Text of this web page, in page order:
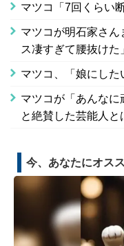
マツコ「7回くらい
マツコが明石家さ
ス凄すぎて腰抜けた
マツコ、「娘にし
マツコが「あんなに
と絶賛した芸能人と
今、あなたにオス